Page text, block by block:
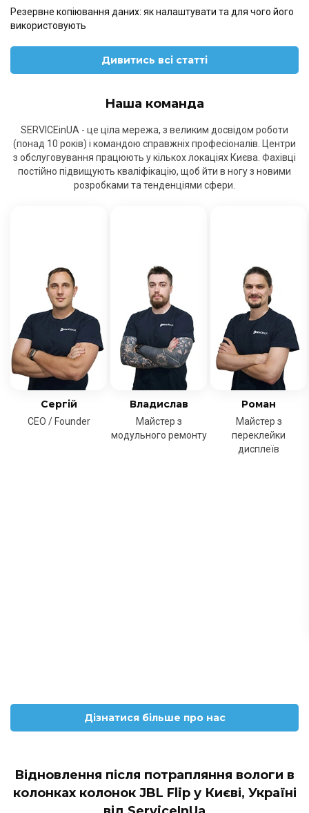
Резервне копіювання даних: як налаштувати та для чого його
використовують
Дивитись всі статті
Наша команда
SERVICEinUA - це ціла мережа, з великим досвідом роботи
(понад 10 років) і командою справжніх професіоналів. Центри
з обслуговування працюють у кількох локаціях Києва. Фахівці
постійно підвищують кваліфікацію, щоб йти в ногу з новими
розробками та тенденціями сфери.
Сергій
CEO / Founder
Владислав
Майстер з
модульного ремонту
Роман
Майстер з
переклейки
дисплеїв
Дізнатися більше про нас
Відновлення після потрапляння вологи в
колонках колонок JBL Flip у Києві, Україні